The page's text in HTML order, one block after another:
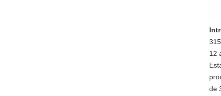
12
de